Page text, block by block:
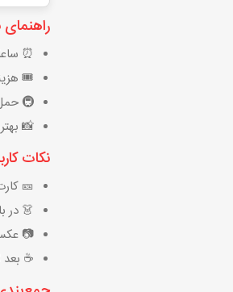
راهنمای
⏰
🎟️
🚇
📸
نکات
🎫
👗 در
📷
☕